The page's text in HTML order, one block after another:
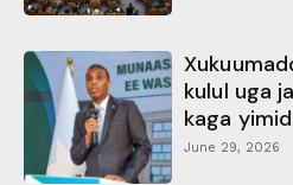
kulul uga
kaga
June 29, 2026